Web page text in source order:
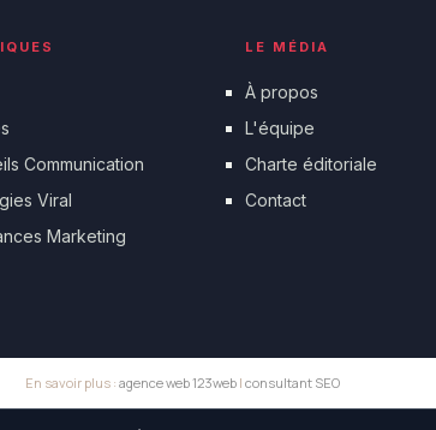
Communication
Viral
Marketing
LE MÉDIA
À propos
L'équipe
Charte éditoriale
Contact
En savoir plus : agence web 123web | consultant SEO